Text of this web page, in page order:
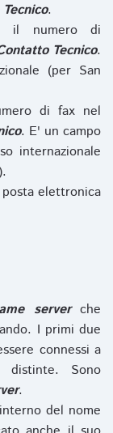
.
il numero di
Tecnico.
(per San
di fax nel
. E' un campo
internazionale
elettronica
serverche
I primi due
connessi a
distinte. Sono
.
del nome